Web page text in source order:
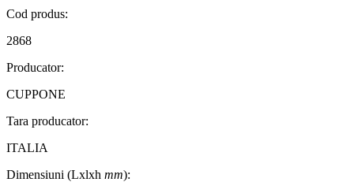
Cod produs:
2868
Producator:
CUPPONE
Tara producator:
ITALIA
Dimensiuni (Lxlxh mm):